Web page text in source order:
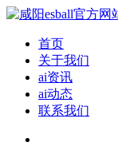
首页
关于我们
ai资讯
ai动态
联系我们